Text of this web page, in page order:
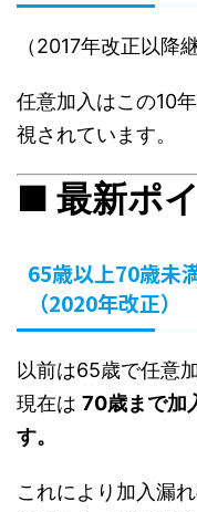
（2017年改正以降
任意加入はこの10
視されています。
■ 最新ポ
65歳以上70歳未
（2020年改正）
以前は65歳で任意
現在は 70歳まで加
す。
これにより加入漏